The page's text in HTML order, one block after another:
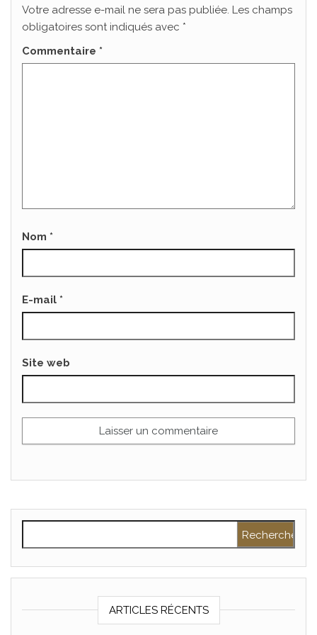
Votre adresse e-mail ne sera pas publiée. Les champs
obligatoires sont indiqués avec *
Commentaire *
Nom *
E-mail *
Site web
ARTICLES RÉCENTS